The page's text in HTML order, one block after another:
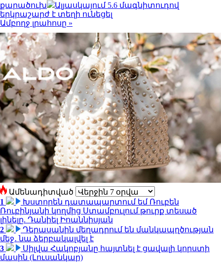
քարածուխ
Ալյասկայում 5.6 մագնիտուդով
երկրաշարժ է տեղի ունեցել
Ամբողջ լրահոսը »
Ամենադիտված
1
Խստորեն դատապարտում եմ Ռուբեն
Ռուբինյանի կողմից Ստամբուլում թուրք տեսած
լինելը. Դանիել Իոաննիսյան
2
Դերասանին մեղադրում են մանկապղծության
մեջ․ նա ձերբակալվել է
3
Սիլվա Հակոբյանը հայտնել է ցավալի կորստի
մասին (Լուսանկար)